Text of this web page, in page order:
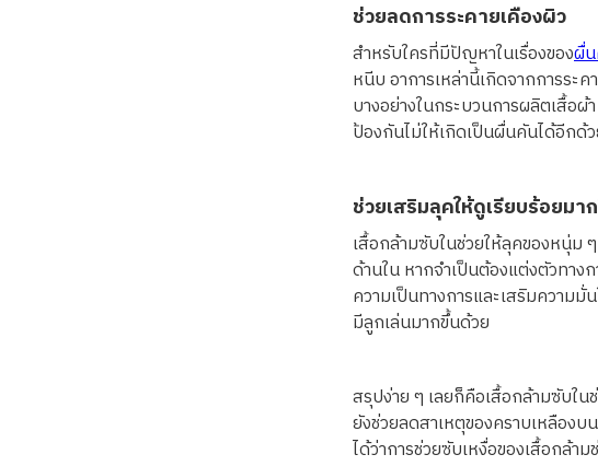
ช่วยลดการระคายเคืองผิว
สำหรับใครที่มีปัญหาในเรื่องของผื่
หนีบ อาการเหล่านี้เกิดจากการระ
บางอย่างในกระบวนการผลิตเสื้อผ้
ป้องกันไม่ให้เกิดเป็นผื่นคันได้อีกด้
ช่วยเสริมลุคให้ดูเรียบร้อยมา
เสื้อกล้ามซับในช่วยให้ลุคของหนุ่ม
ด้านใน หากจำเป็นต้องแต่งตัวทาง
ความเป็นทางการและเสริมความ
มีลูกเล่นมากขึ้นด้วย
สรุปง่าย ๆ เลยก็คือเสื้อกล้ามซับใน
ยังช่วยลดสาเหตุของคราบเหลือง
ได้ว่าการช่วยซับเหงื่อของเสื้อกล้